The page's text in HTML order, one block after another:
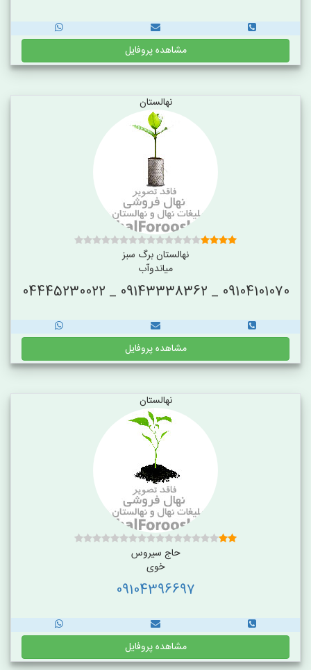
مشاهده پروفایل
نهالستان
نهالستان برگ سبز
میاندوآب
09104101070 _ 09143338362 _ 04445230022
مشاهده پروفایل
نهالستان
حاج سیروس
خوی
09104396697
مشاهده پروفایل